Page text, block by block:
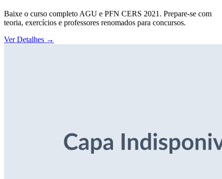
Baixe o curso completo AGU e PFN CERS 2021. Prepare-se com
teoria, exercícios e professores renomados para concursos.
Ver Detalhes →